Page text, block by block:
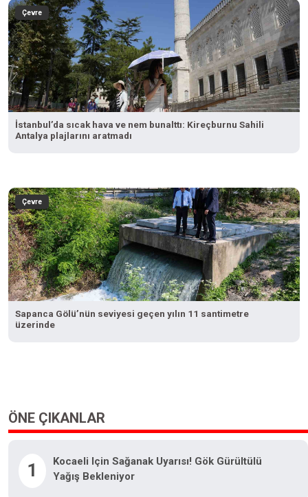
Çevre
İstanbul’da sıcak hava ve nem bunalttı: Kireçburnu Sahili
Antalya plajlarını aratmadı
Çevre
Sapanca Gölü’nün seviyesi geçen yılın 11 santimetre
üzerinde
ÖNE ÇIKANLAR
1
Kocaeli Için Sağanak Uyarısı! Gök Gürültülü
Yağış Bekleniyor